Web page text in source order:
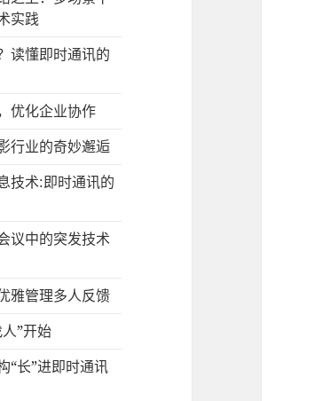
实践
读懂即时通讯的
优化企业协作
行业的奇妙邂逅
技术:即时通讯的
议中的突发技术
雅管理多人反馈
”开始
“长”进即时通讯